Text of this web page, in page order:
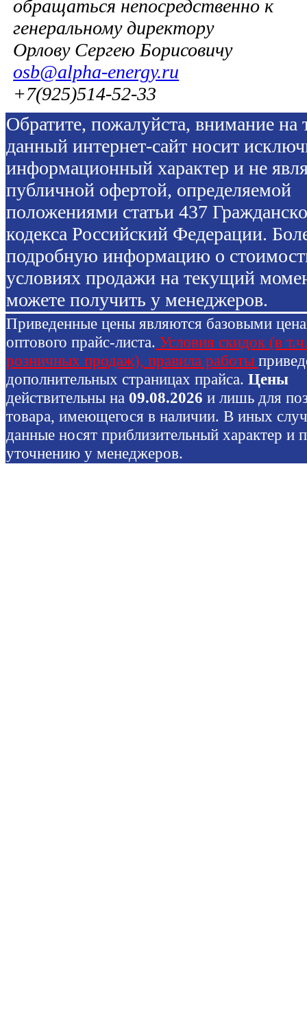
обращаться непосредственно к
генеральному директору
Орлову Сергею Борисовичу
osb@alpha-energy.ru
+7(925)514-52-33
Обратите, пожалуйста, внимание на
данный интернет-сайт носит
информационный характер и не
публичной офертой, определяемой
положениями статьи 437
кодекса Российский Федерации.
подробную информацию о
условиях продажи на текущий
можете получить у менеджеров.
Приведенные цены являются базовыми
оптового прайс-листа. Условия скидок (в
розничных продаж), правила работы
дополнительных страницах прайса. Цены
действительны на 09.08.2026 и лишь для
товара, имеющегося в наличии. В иных
данные носят приблизительный характер и
уточнению у менеджеров.